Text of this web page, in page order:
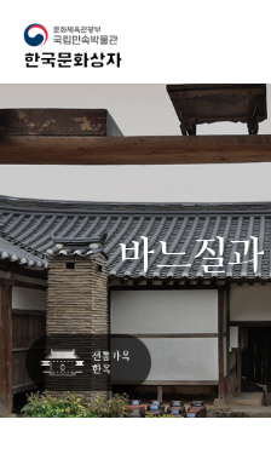
바느질